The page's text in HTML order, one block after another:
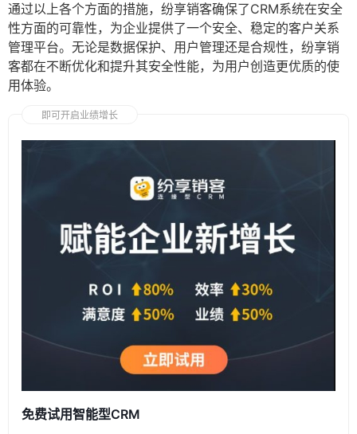
通过以上各个方面的措施，纷享销客确保了CRM系统在安全
性方面的可靠性，为企业提供了一个安全、稳定的客户关系
管理平台。无论是数据保护、用户管理还是合规性，纷享销
客都在不断优化和提升其安全性能，为用户创造更优质的使
用体验。
即可开启业绩增长
免费试用智能型CRM